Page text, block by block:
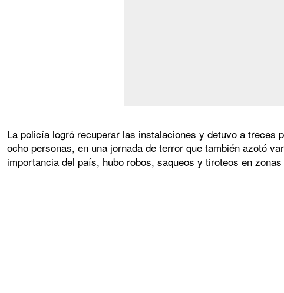
La policía logró recuperar las instalaciones y detuvo a treces
ocho personas, en una jornada de terror que también azotó
importancia del país, hubo robos, saqueos y tiroteos en